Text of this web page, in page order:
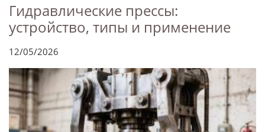
Гидравлические прессы:
устройство, типы и применение
12/05/2026